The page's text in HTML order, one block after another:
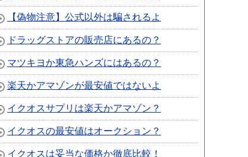
【偽物注意】公式以外は騙されるよ
ドラッグストアの販売店にあるの？
マツキヨか東急ハンズにはあるの？
楽天かアマゾンが最安値ではないよ
イクオスサプリは楽天かアマゾン？
イクオスの最安値はオークション？
イクオスは妥当な価格か徹底比較！